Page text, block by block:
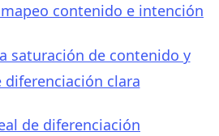
contenido e intención
saturación de contenido y
diferenciación clara
de diferenciación